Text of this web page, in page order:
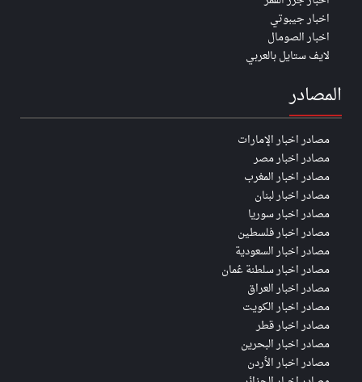
اخبار جيبوتي
اخبار الصومال
لايف ستايل بالعربي
المصادر
مصادر اخبار الإمارات
مصادر اخبار مصر
مصادر اخبار المغرب
مصادر اخبار لبنان
مصادر اخبار سوريا
مصادر اخبار فلسطين
مصادر اخبار السعودية
مصادر اخبار سلطنة عُمان
مصادر اخبار العراق
مصادر اخبار الكويت
مصادر اخبار قطر
مصادر اخبار البحرين
مصادر اخبار الأردن